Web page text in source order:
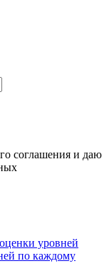
соглашения и даю
уровней
по каждому